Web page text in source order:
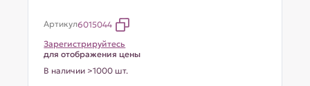
Артикул6015044
Зарегистрируйтесь
для отображения цены
В наличии >1000 шт.